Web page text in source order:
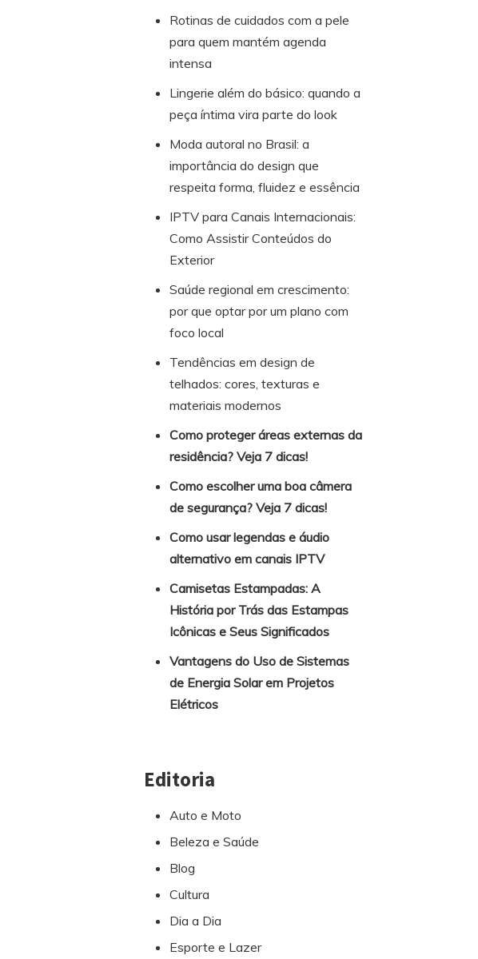
Rotinas de cuidados com a pele
para quem mantém agenda
intensa
Lingerie além do básico: quando a
peça íntima vira parte do look
Moda autoral no Brasil: a
importância do design que
respeita forma, fluidez e essência
IPTV para Canais Internacionais:
Como Assistir Conteúdos do
Exterior
Saúde regional em crescimento:
por que optar por um plano com
foco local
Tendências em design de
telhados: cores, texturas e
materiais modernos
Como proteger áreas externas da
residência? Veja 7 dicas!
Como escolher uma boa câmera
de segurança? Veja 7 dicas!
Como usar legendas e áudio
alternativo em canais IPTV
Camisetas Estampadas: A
História por Trás das Estampas
Icônicas e Seus Significados
Vantagens do Uso de Sistemas
de Energia Solar em Projetos
Elétricos
Editoria
Auto e Moto
Beleza e Saúde
Blog
Cultura
Dia a Dia
Esporte e Lazer